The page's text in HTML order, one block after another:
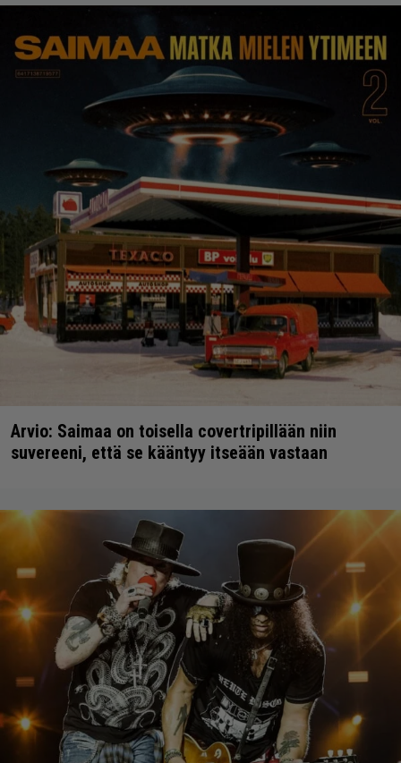
Arvio: Saimaa on toisella covertripillään niin
suvereeni, että se kääntyy itseään vastaan